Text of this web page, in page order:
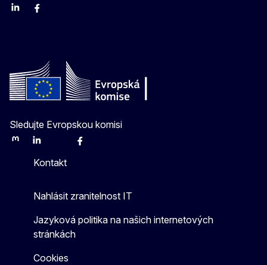
LinkedinFacebook
Sledujte Evropskou komisi
MastodonLinkedInBlueskyFacebook
Kontakt
Nahlásit zranitelnost IT
Jazyková politika na našich internetových
stránkách
Cookies